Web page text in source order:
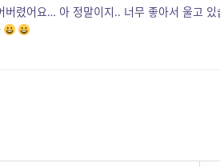
렸어요… 아 정말이지.. 너무 좋아서 울고 있